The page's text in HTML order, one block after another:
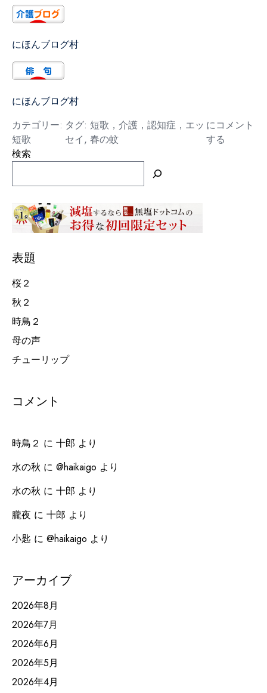
にほんブログ村
にほんブログ村
カテゴリー:
短歌
タグ:短歌，介護，認知症，エッ
セイ,春の蚊
春
の
にコメント
する
検索
表題
桜２
秋２
時鳥２
母の声
チューリップ
コメント
時鳥２ に 十郎 より
水の秋 に @haikaigo より
水の秋 に 十郎 より
朧夜 に 十郎 より
小匙 に @haikaigo より
アーカイブ
2026年8月
2026年7月
2026年6月
2026年5月
2026年4月